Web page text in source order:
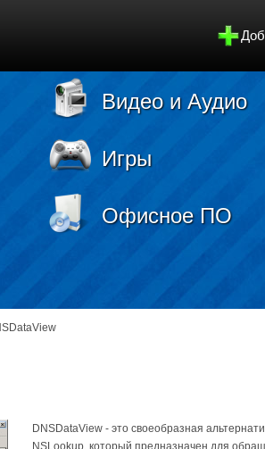
Видео и Аудио
Игры
Офисное ПО
DNSDataView - это своеобразная
NSLookup, который предназначен для